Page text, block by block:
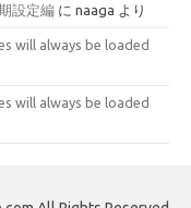
設定編 に naaga より
will always be loaded
will always be loaded